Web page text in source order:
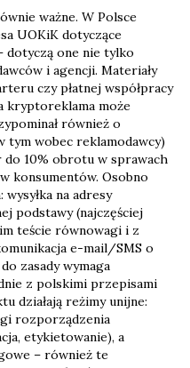
ważne. W Polsce
UOKiK dotyczące
dotyczą one nie tylko
i agencji. Materiały
czy płatnej współpracy
kryptoreklama może
również o
tym wobec reklamodawcy)
do 10% obrotu w sprawach
konsumentów. Osobno
na adresy
podstawy (najczęściej
teście równowagi i z
e-mail/SMS o
zasady wymaga
z polskimi przepisami
działają reżimy unijne:
rozporządzenia
etykietowanie), a
– również te